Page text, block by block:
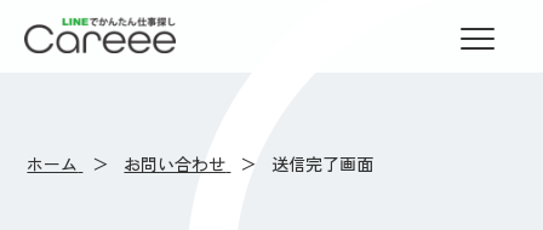
LINEでかんたん仕事探し Careee
ホーム お問い合わせ 送信完了画面